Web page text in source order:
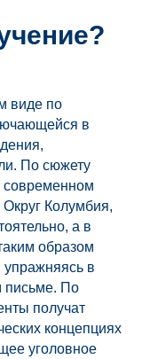
виде по
в
По сюжету
современном
Колумбия,
а в
образом
в
письме. По
получат
концепциях
уголовное